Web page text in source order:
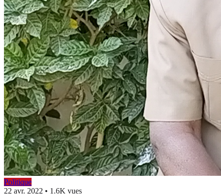
Politique
22 avr. 2022 • 1.6K vues